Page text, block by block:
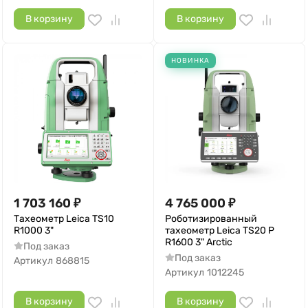
В корзину В корзину
1 703 160 ₽
Тахеометр Leica TS10
R1000 3"
Под заказ
Артикул 868815
В корзину
НОВИНКА
4 765 000 ₽
Роботизированный
тахеометр Leica TS20 P
R1600 3" Arctic
Под заказ
Артикул 1012245
В корзину